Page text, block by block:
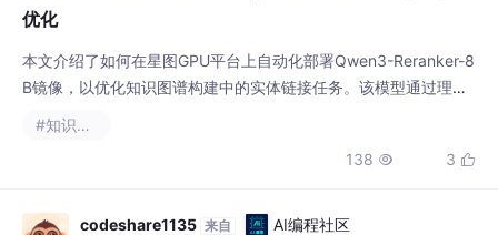
优化
本文介绍了如何在星图GPU平台上自动化部署Qwen3-Reranker-8
B镜像，以优化知识图谱构建中的实体链接任务。该模型通过理解
#知识图谱
138  3 
codeshare1135 来自 AI编程社区